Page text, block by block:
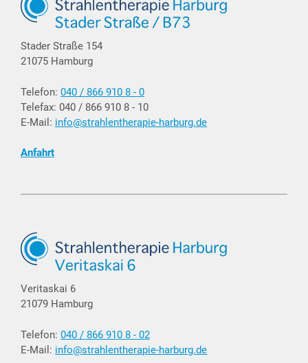
Stader Straße 154
21075 Hamburg
Telefon: 040 / 866 910 8 - 0
Telefax: 040 / 866 910 8 - 10
E-Mail: info@strahlentherapie-harburg.de
Anfahrt
Veritaskai 6
21079 Hamburg
Telefon: 040 / 866 910 8 - 02
E-Mail: info@strahlentherapie-harburg.de